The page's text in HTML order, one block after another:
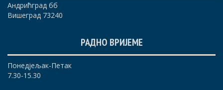
Андрићград бб
Вишеград 73240
РАДНО ВРИЈЕМЕ
Понедјељак-Петак
7.30-15.30